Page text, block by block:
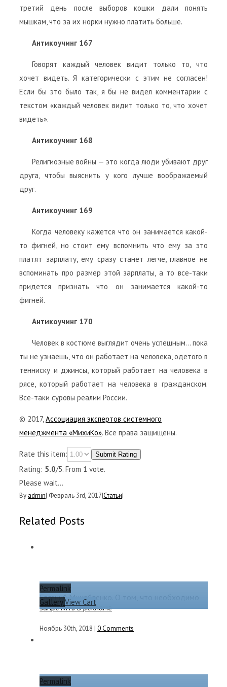
третий день после выборов кошки дали понять
мышкам, что за их норки нужно платить больше.
Антикоучинг 167
Говорят каждый человек видит только то, что
хочет видеть. Я категорически с этим не согласен!
Если бы это было так, я бы не видел комментарии с
текстом «каждый человек видит только то, что хочет
видеть».
Антикоучинг 168
Религиозные войны — это когда люди убивают друг
друга, чтобы выяснить у кого лучше воображаемый
друг.
Антикоучинг 169
Когда человеку кажется что он занимается какой-
то фигней, но стоит ему вспомнить что ему за это
платят зарплату, ему сразу станет легче, главное не
вспоминать про размер этой зарплаты, а то все-таки
придется признать что он занимается какой-то
фигней.
Антикоучинг 170
Человек в костюме выглядит очень успешным… пока
ты не узнаешь, что он работает на человека, одетого в
тенниску и джинсы, который работает на человека в
рясе, который работает на человека в гражданском.
Все-таки суровы реалии России.
© 2017,Ассоциация экспертов системного
менеджмента «МихиКо». Все права защищены.
Rate this item: Submit Rating
Rating: 5.0/5. From 1 vote.
Please wait...
By admin| Февраль 3rd, 2017|Статьи|
Related Posts
Permalink
GalleryView Cart
Евгений Михайленко. О том, что необходимо
запретить в рекламе
Ноябрь 30th, 2018 | 0 Comments
Permalink